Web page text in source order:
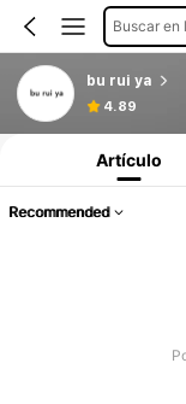
Buscar en
bu rui ya
4.89
Artículo
Recommended